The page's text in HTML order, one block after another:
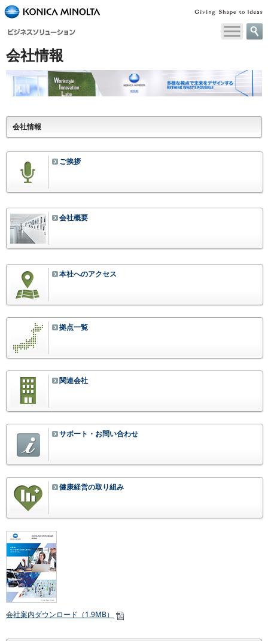
ペ
ー
内
移
リ
ク
で
本
文
移
動
し
す
会社情報
会社情報
ご挨拶
会社概要
本社へのアクセス
拠点一覧
関連会社
サポート・お問い合わせ
健康経営の取り組み
会社案内ダウンロード（1.9MB）